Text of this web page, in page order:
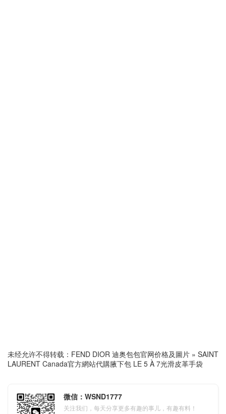
未经允许不得转载： FEND DIOR 迪奥包包官网价格及圖片 » SAINT
LAURENT Canada官方網站代購腋下包 LE 5 À 7光滑皮革手袋
微信：WSND1777
关注我们，每天分享更多有趣的事儿，有趣有料！